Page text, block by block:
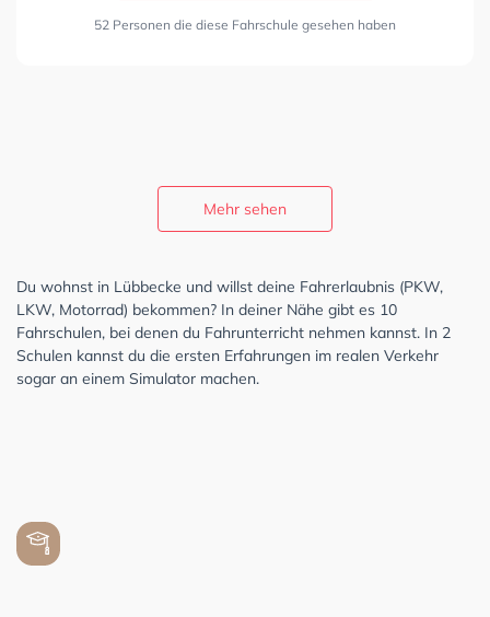
52 Personen die diese Fahrschule gesehen haben
Mehr sehen
Du wohnst in Lübbecke und willst deine Fahrerlaubnis (PKW,
LKW, Motorrad) bekommen? In deiner Nähe gibt es 10
Fahrschulen, bei denen du Fahrunterricht nehmen kannst. In 2
Schulen kannst du die ersten Erfahrungen im realen Verkehr
sogar an einem Simulator machen.